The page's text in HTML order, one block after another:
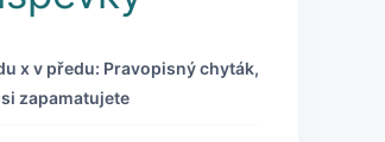
x v předu: Pravopisný chyták,
zapamatujete